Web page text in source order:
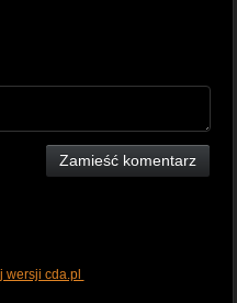
Zamieść komentarz
wersji cda.pl